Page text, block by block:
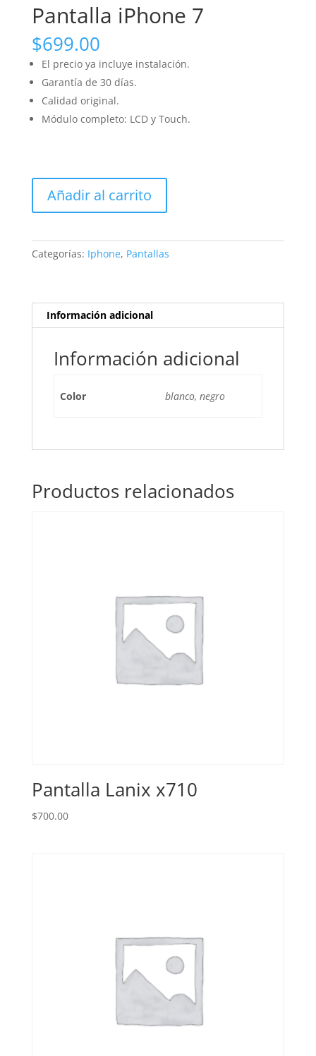
Pantalla iPhone 7
$699.00
El precio ya incluye instalación.
Garantía de 30 días.
Calidad original.
Módulo completo: LCD y Touch.
iPhone
Añadir al carrito
Categorías: Iphone, Pantallas
Información adicional
Información adicional
Color blanco, negro
Productos relacionados
Pantalla Lanix x710
$700.00